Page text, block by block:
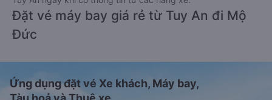
đã đặt, quý khách vui lòng truy cập
https://vexere.com/vi-
VN/booking/ticketinfo
Xem hướng dẫn chi tiết, minh họa bằng hình ảnh
Đặt vé xe Tết 2027 từ Tuy An đi Mộ Đức
Vé xe tết 2027 từ Tuy An đi Mộ Đức vẫn chưa được công bố.
Vexere.com sẽ sớm thông báo cho các bạn thông tin vé xe